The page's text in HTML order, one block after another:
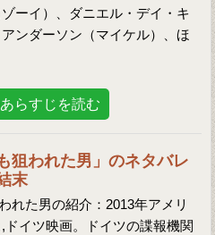
ーイ）、ダニエル・デイ・キ
ンダーソン（マイケル）、ほ
らすじを読む
狙われた男」のネタバレ
末
れた男の紹介：2013年アメリ
ドイツ映画。ドイツの諜報機関